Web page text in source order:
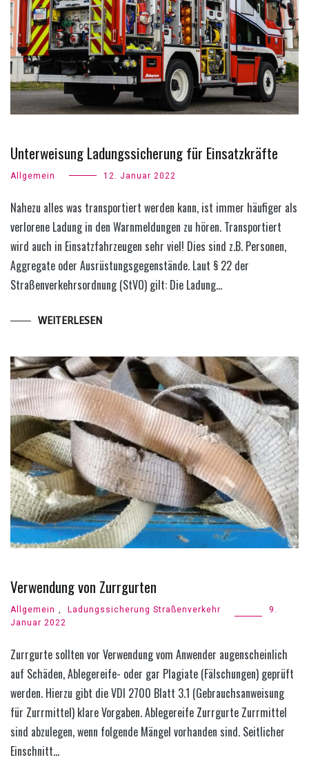
Unterweisung Ladungssicherung für Einsatzkräfte
Allgemein 12. Januar 2022
Nahezu alles was transportiert werden kann, ist immer häufiger als
verlorene Ladung in den Warnmeldungen zu hören. Transportiert
wird auch in Einsatzfahrzeugen sehr viel! Dies sind z.B. Personen,
Aggregate oder Ausrüstungsgegenstände. Laut § 22 der
Straßenverkehrsordnung (StVO) gilt: Die Ladung…
WEITERLESEN
Verwendung von Zurrgurten
Allgemein , Ladungssicherung Straßenverkehr
9.
Januar 2022
Zurrgurte sollten vor Verwendung vom Anwender augenscheinlich
auf Schäden, Ablegereife- oder gar Plagiate (Fälschungen) geprüft
werden. Hierzu gibt die VDI 2700 Blatt 3.1 (Gebrauchsanweisung
für Zurrmittel) klare Vorgaben. Ablegereife Zurrgurte Zurrmittel
sind abzulegen, wenn folgende Mängel vorhanden sind. Seitlicher
Einschnitt…